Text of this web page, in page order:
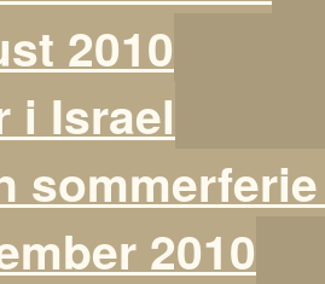
2010
i Israel
2010